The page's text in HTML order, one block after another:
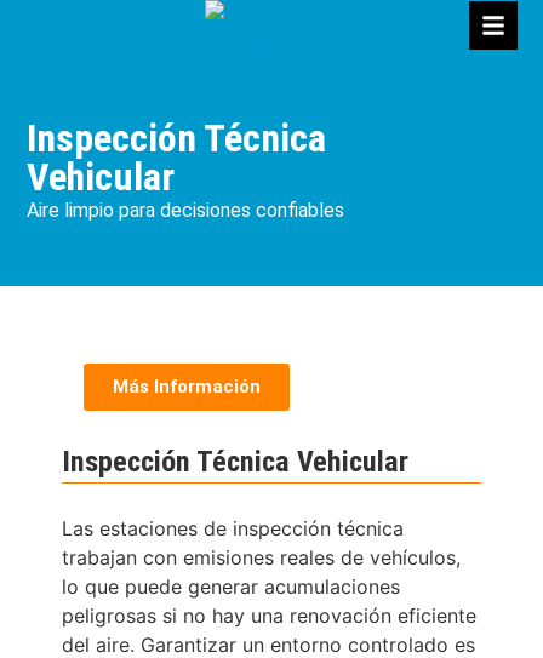
Inspección Técnica
Vehicular
Aire limpio para decisiones confiables
Inspección Técnica Vehicular
Las estaciones de inspección técnica
trabajan con emisiones reales de vehículos,
lo que puede generar acumulaciones
peligrosas si no hay una renovación eficiente
del aire. Garantizar un entorno controlado es
Más Información